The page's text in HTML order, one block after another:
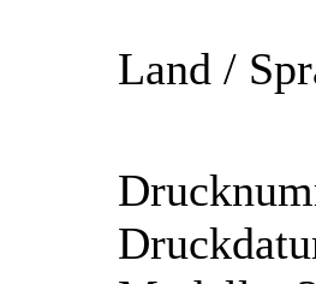
Land /